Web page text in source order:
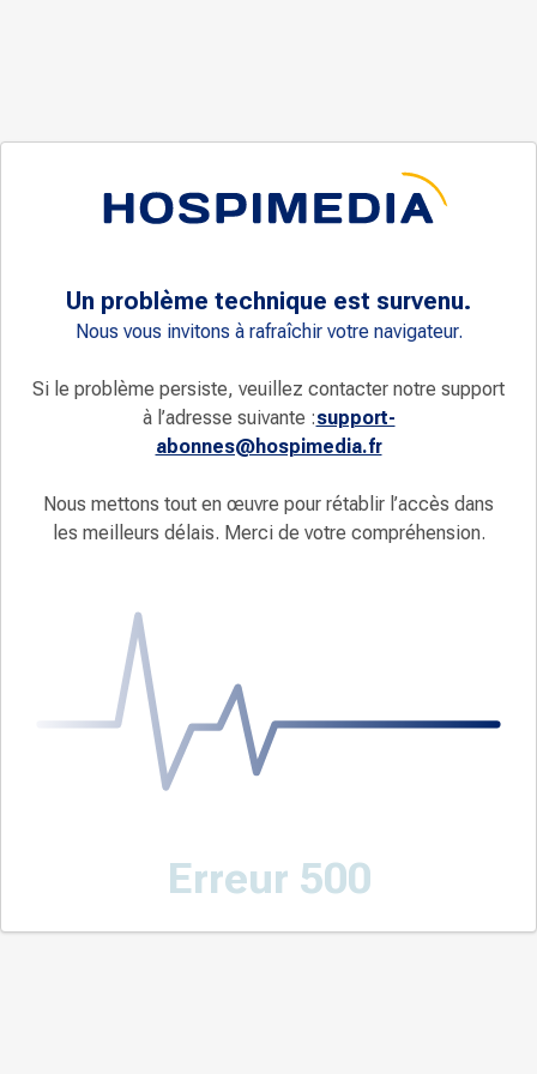
Un problème technique est survenu.
Nous vous invitons à rafraîchir votre navigateur.
Si le problème persiste, veuillez contacter notre support
à l’adresse suivante :support-
abonnes@hospimedia.fr
Nous mettons tout en œuvre pour rétablir l’accès dans
les meilleurs délais. Merci de votre compréhension.
Erreur 500